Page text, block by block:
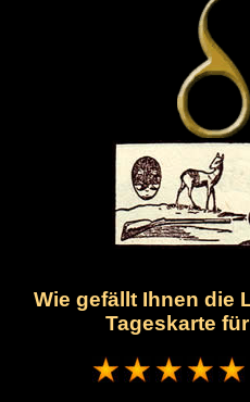
Wie gefällt Ihnen die
Tageskarte